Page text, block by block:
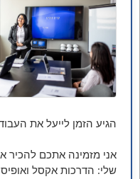
הגיע הזמן לייעל את
אני מזמינה אתכם להכיר
שלי: הדרכות אקסל